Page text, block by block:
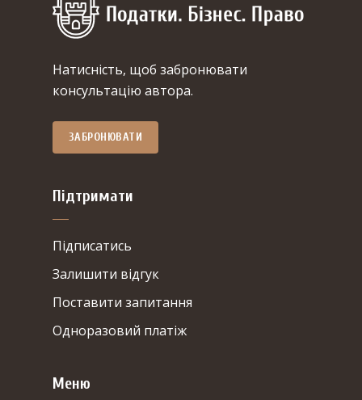
Натисність, щоб забронювати
консультацію автора.
ЗАБРОНЮВАТИ
Підтримати
Підписатись
Залишити відгук
Поставити запитання
Одноразовий платіж
Меню